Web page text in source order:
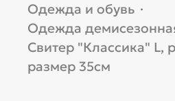
Одежда и обувь ·
Одежда
Свитер "Классика" L,
размер 35см